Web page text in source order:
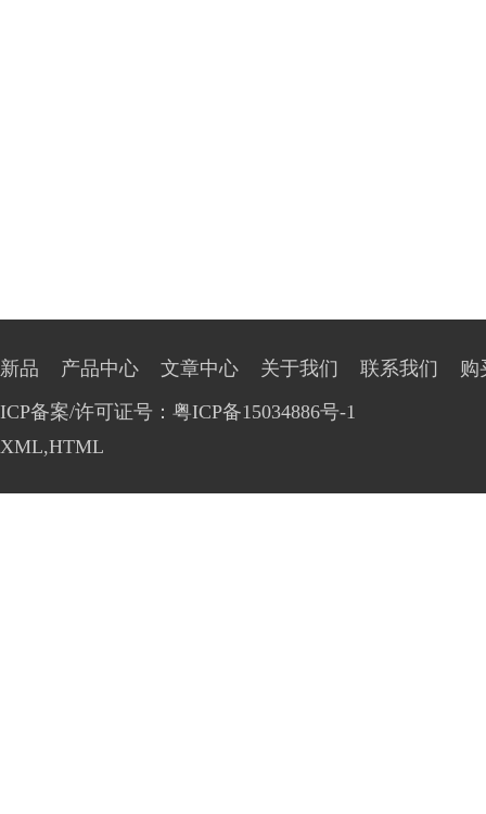
新品 产品中心 文章中心 关于我们 联系我们
购
ICP备案/许可证号：粤ICP备15034886号-1
XML,HTML